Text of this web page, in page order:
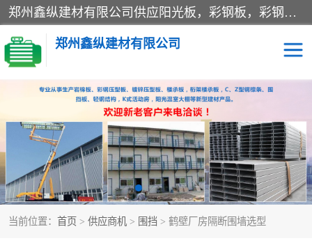
郑州鑫纵建材有限公司供应阳光板，彩钢板，彩钢钢构工程是一家集生产销售租赁安装于一体的企业，主要生产PC采光板，耐力板，仿古琉璃采光板，岩棉板、彩钢压型板、镀锌压型板、桁架楼承板，C、Z型钢檩条、围挡板、轻钢结构，阳光温室大棚等新型建材产品。公司旗下有多台移动式高空压瓦机租赁，承接全国各地业务，专业对外租赁各种型号压瓦机。
郑州鑫纵建材有限公司
当前位置： 首页 > 供应商机 > 围挡 > 鹤壁厂房隔断围墙选型
高空瓦机租赁 ASA合成树脂仿古瓦
CZ型钢 FRP采光板
PC多层板 PC耐力板
建筑围挡 楼层板